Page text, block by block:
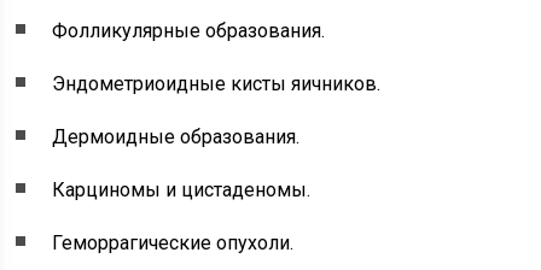
Фолликулярные образования.
Эндометриоидные кисты яичников.
Дермоидные образования.
Карциномы и цистаденомы.
Геморрагические опухоли.